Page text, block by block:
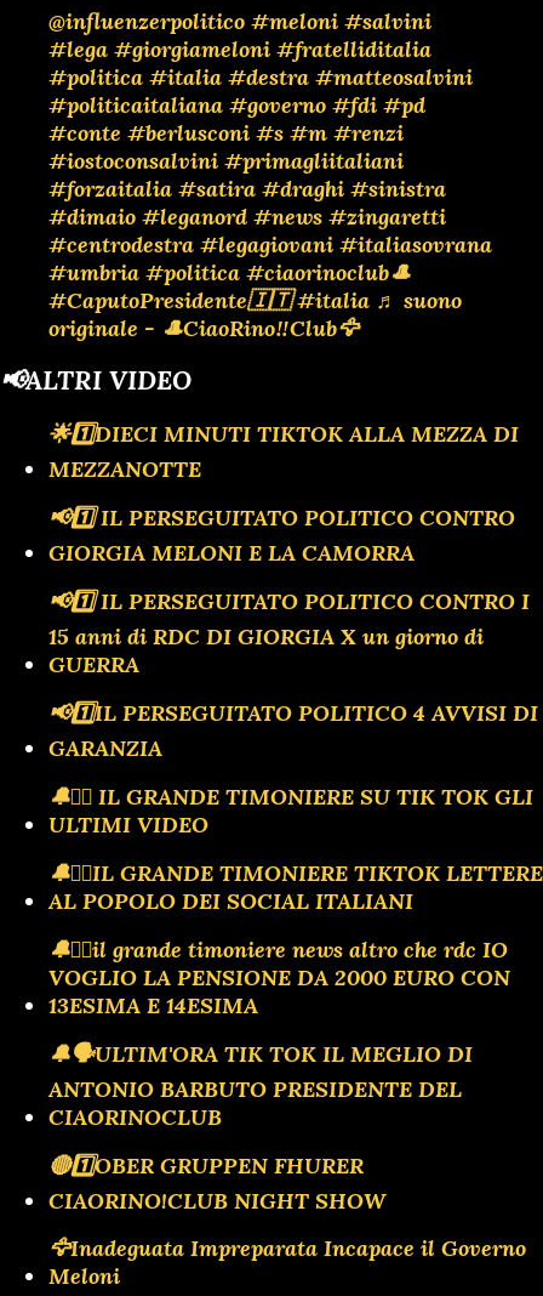
@influenzerpolitico #meloni #salvini
#lega #giorgiameloni #fratelliditalia
#politica #italia #destra #matteosalvini
#politicaitaliana #governo #fdi #pd
#conte #berlusconi #s #m #renzi
#iostoconsalvini #primagliitaliani
#forzaitalia #satira #draghi #sinistra
#dimaio #leganord #news #zingaretti
#centrodestra #legagiovani #italiasovrana
#umbria #politica #ciaorinoclub🎩
#CaputoPresidente🇮🇹 #italia ♬ suono
originale - 🎩CiaoRino‼️Club🦅
📢ALTRI VIDEO
🌟1️⃣DIECI MINUTI TIKTOK ALLA MEZZA DI
MEZZANOTTE
📢1️⃣ IL PERSEGUITATO POLITICO CONTRO
GIORGIA MELONI E LA CAMORRA
📢1️⃣ IL PERSEGUITATO POLITICO CONTRO I
15 anni di RDC DI GIORGIA X un giorno di
GUERRA
📢1️⃣IL PERSEGUITATO POLITICO 4 AVVISI DI
GARANZIA
🔔🏴‍☠️ IL GRANDE TIMONIERE SU TIK TOK GLI
ULTIMI VIDEO
🔔🏴‍☠️IL GRANDE TIMONIERE TIKTOK LETTERE
AL POPOLO DEI SOCIAL ITALIANI
🔔🏴‍☠️il grande timoniere news altro che rdc IO
VOGLIO LA PENSIONE DA 2000 EURO CON
13ESIMA E 14ESIMA
🔔🗣️ULTIM'ORA TIK TOK IL MEGLIO DI
ANTONIO BARBUTO PRESIDENTE DEL
CIAORINOCLUB
🔴1️⃣OBER GRUPPEN FHURER
CIAORINO!CLUB NIGHT SHOW
🦅Inadeguata Impreparata Incapace il Governo
Meloni